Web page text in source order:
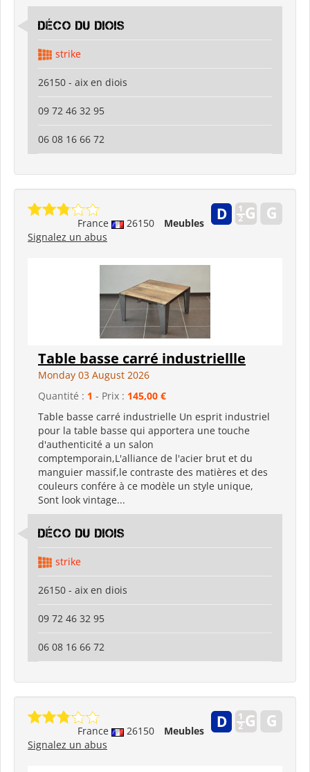
déco du diois
strike
26150 - aix en diois
09 72 46 32 95
06 08 16 66 72
France 26150
Meubles
Signalez un abus
Table basse carré industriellle
Monday 03 August 2026
Quantité : 1 - Prix : 145,00 €
Table basse carré industrielle Un esprit industriel
pour la table basse qui apportera une touche
d'authenticité a un salon
comptemporain,L'alliance de l'acier brut et du
manguier massif,le contraste des matières et des
couleurs confére à ce modèle un style unique,
Sont look vintage...
déco du diois
strike
26150 - aix en diois
09 72 46 32 95
06 08 16 66 72
France 26150
Meubles
Signalez un abus